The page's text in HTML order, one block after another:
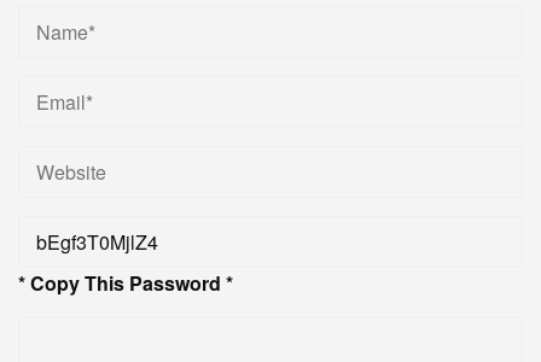
* Copy This Password *